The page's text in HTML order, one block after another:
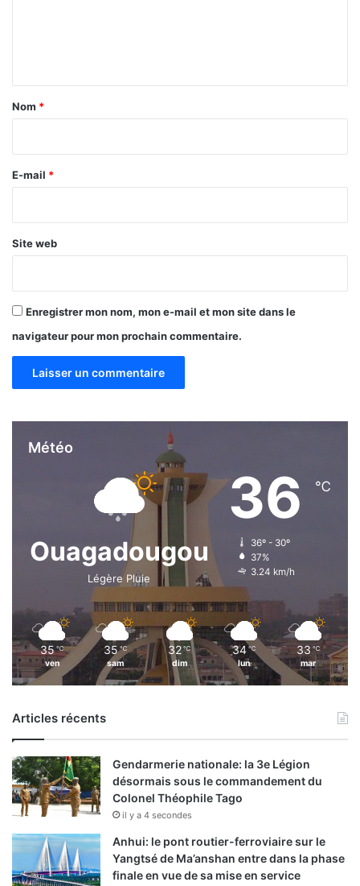
a
e
Nom *
E-mail *
Site web
Enregistrer mon nom, mon e-mail et mon site dans le
navigateur pour mon prochain commentaire.
Météo
Ouagadougou
Légère Pluie
36 ℃
36º - 30º
37%
3.24 km/h
35 ℃
ven
35 ℃
sam
32 ℃
dim
34 ℃
lun
33 ℃
mar
Articles récents
Gendarmerie nationale: la 3e Légion
désormais sous le commandement du
Colonel Théophile Tago
il y a 4 secondes
Anhui: le pont routier-ferroviaire sur le
Yangtsé de Ma’anshan entre dans la phase
finale en vue de sa mise en service